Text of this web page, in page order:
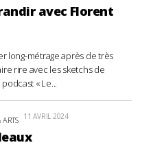
avec Florent
long-métrage après de très
rire avec les sketchs de
« Le...
11 AVRIL 2024